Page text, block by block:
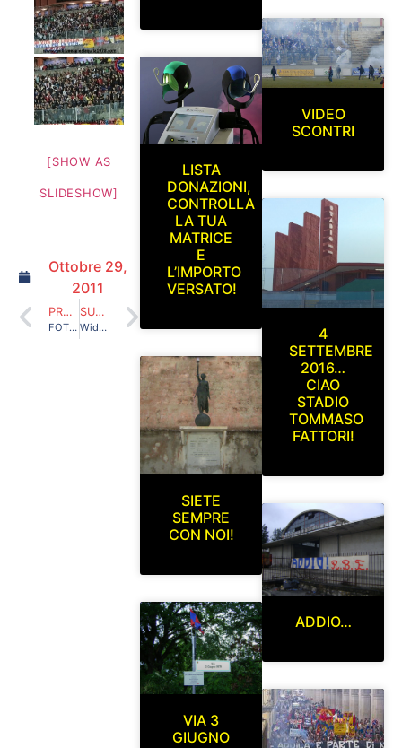
[SHOW AS
SLIDESHOW]
Ottobre 29,
2011
PRECEDENTE
FOTO R.B.E. 2005/2009
SUCCESSIVO
Widget foto videotifo
LISTA
DONAZIONI,
CONTROLLA
LA TUA
MATRICE
E
L’IMPORTO
VERSATO!
SIETE
SEMPRE
CON NOI!
VIA 3
GIUGNO
VIDEO
SCONTRI
4
SETTEMBRE
2016…
CIAO
STADIO
TOMMASO
FATTORI!
ADDIO…